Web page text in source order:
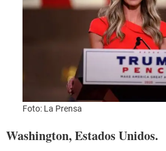
Foto: La Prensa
Washington, Estados Unidos.